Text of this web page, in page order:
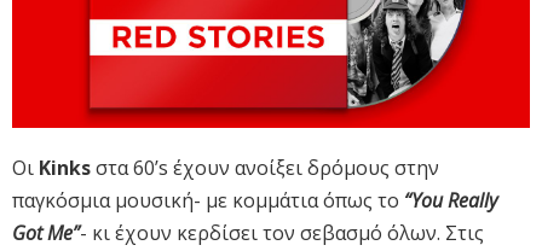
Οι Kinksστα 60’s έχουν ανοίξει δρόμους στην
παγκόσμια μουσική- με κομμάτια όπως το “You Really
Got Me”- κι έχουν κερδίσει τον σεβασμό όλων. Στις